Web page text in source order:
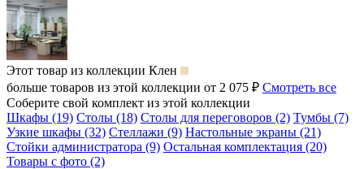
Этот товар из коллекции Клен
больше товаров из этой коллекции от 2 075 ₽ Смотреть все
Соберите свой комплект из этой коллекции
Шкафы (19) Столы (18) Столы для переговоров (2) Тумбы (7)
Узкие шкафы (32) Стеллажи (9) Настольные экраны (21)
Стойки администратора (9) Остальная комплектация (20)
Товары с фото (2)